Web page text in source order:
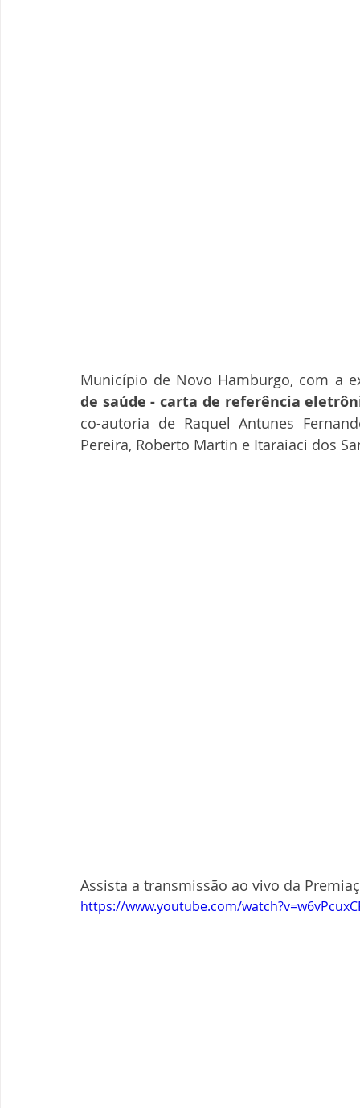
Município de Novo Hamburgo, com a
de saúde - carta de referência
co-autoria de Raquel Antunes
Pereira, Roberto Martin e Itaraiaci dos
Assista a transmissão ao vivo da
https://www.youtube.com/